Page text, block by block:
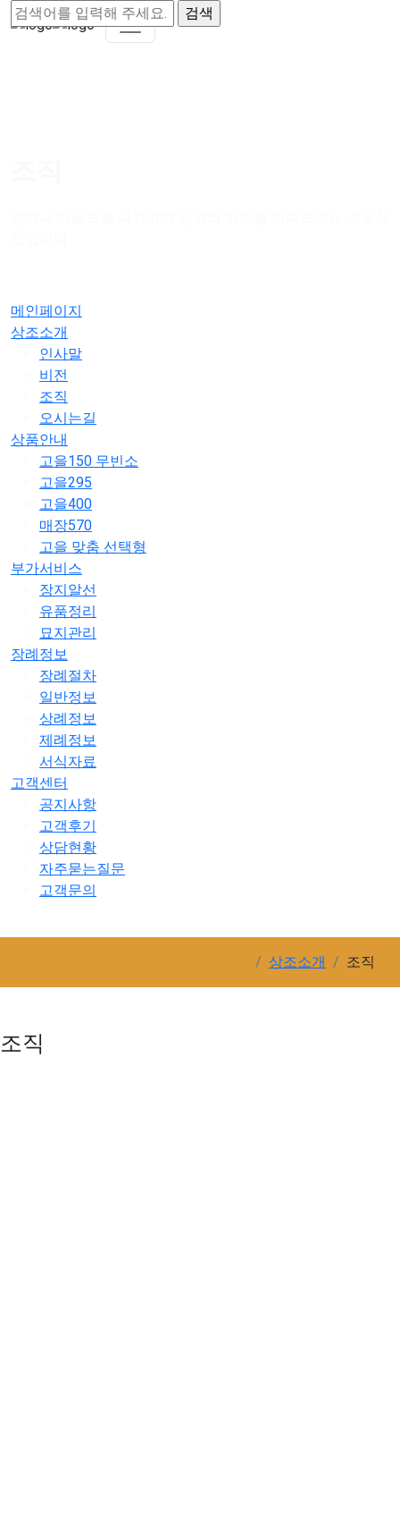
메인페이지
상조소개
인사말
비전
조직
오시는길
상품안내
고을150 무빈소
고을295
고을400
매장570
고을 맞춤 선택형
부가서비스
장지알선
유품정리
묘지관리
장례정보
장례절차
일반정보
상례정보
제례정보
서식자료
고객센터
공지사항
고객후기
상담현황
자주묻는질문
고객문의
상조소개 조직
조직